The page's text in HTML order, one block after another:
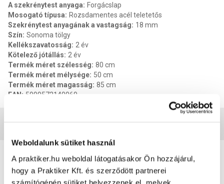
Weboldalunk sütiket használ
A praktiker.hu weboldal látogatásakor Ön hozzájárul,
hogy a Praktiker Kft. és szerződött partnerei
számítógépén sütiket helyezzenek el, melyek
A szekrénytest anyaga: Forgácslap
Mosogató típusa: Rozsdamentes acél teletetős
Szekrénytest anyagának a vastagság: 18 mm
Szín: Sonoma tölgy
Kellékszavatosság: 2 év
Kötelező jótállás: 2 év
Termék méret szélesség: 80 cm
Termék méret mélysége: 50 cm
Termék méret magasság: 85 cm
EAN: 5999572140069
1 7értékelés